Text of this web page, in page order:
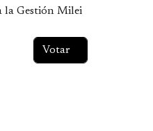
la Gestión Milei